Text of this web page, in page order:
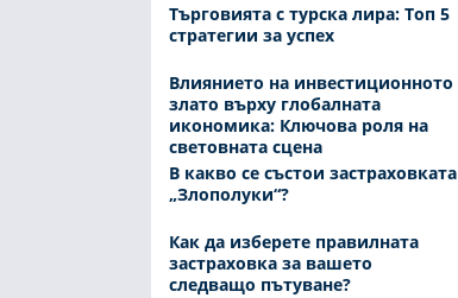
Търговията с турска лира: Топ 5
стратегии за успех
Влиянието на инвестиционното
злато върху глобалната
икономика: Ключова роля на
световната сцена
В какво се състои застраховката
„Злополуки“?
Как да изберете правилната
застраховка за вашето
следващо пътуване?